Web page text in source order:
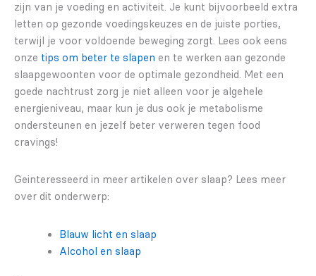
zijn van je voeding en activiteit. Je kunt bijvoorbeeld extra
letten op gezonde voedingskeuzes en de juiste porties,
terwijl je voor voldoende beweging zorgt. Lees ook eens
onze tips om beter te slapen en te werken aan gezonde
slaapgewoonten voor de optimale gezondheid. Met een
goede nachtrust zorg je niet alleen voor je algehele
energieniveau, maar kun je dus ook je metabolisme
ondersteunen en jezelf beter verweren tegen food
cravings!
Geinteresseerd in meer artikelen over slaap? Lees meer
over dit onderwerp:
Blauw licht en slaap
Alcohol en slaap